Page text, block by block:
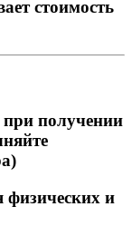
стоимость
получении
физических и